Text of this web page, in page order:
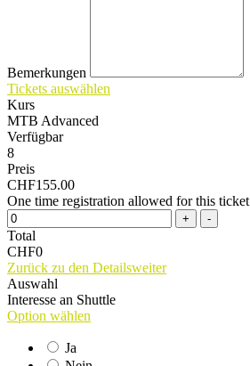
Bemerkungen
Tickets auswählen
Kurs
MTB Advanced
Verfügbar
8
Preis
CHF155.00
One time registration allowed for this ticket
Total
CHF0
Zurück zu den Detailsweiter
Auswahl
Interesse an Shuttle
Option wählen
Ja